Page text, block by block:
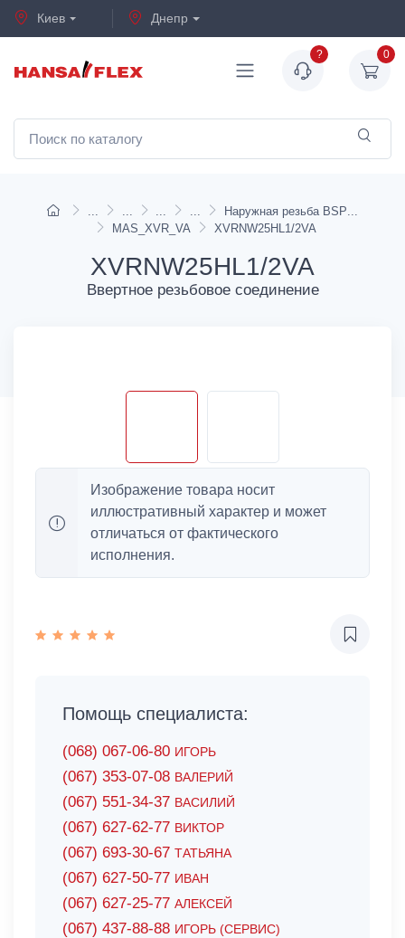
Киев Днепр
? 0
Наружная резьба BSP
MAS_XVR_VA
XVRNW25HL1/2VA
XVRNW25HL1/2VA
Ввертное резьбовое соединение
Изображение товара носит
иллюстративный характер и может
отличаться от фактического
исполнения.
Помощь специалиста:
(068) 067-06-80 ИГОРЬ
(067) 353-07-08 ВАЛЕРИЙ
(067) 551-34-37 ВАСИЛИЙ
(067) 627-62-77 ВИКТОР
(067) 693-30-67 ТАТЬЯНА
(067) 627-50-77 ИВАН
(067) 627-25-77 АЛЕКСЕЙ
(067) 437-88-88 ИГОРЬ (СЕРВИС)